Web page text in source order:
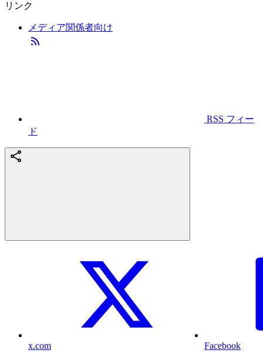
リンク
メディア関係者向け
RSS フィー
ド
x.com Facebook